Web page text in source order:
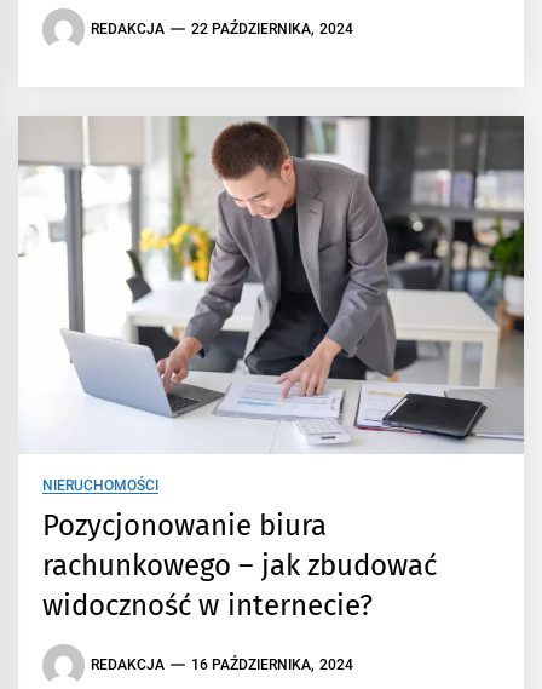
REDAKCJA 22 PAŹDZIERNIKA, 2024
NIERUCHOMOŚCI
Pozycjonowanie biura
rachunkowego – jak zbudować
widoczność w internecie?
REDAKCJA 16 PAŹDZIERNIKA, 2024